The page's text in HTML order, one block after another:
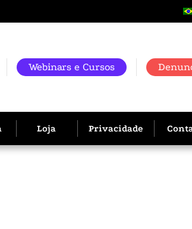
Webinars e Cursos
Loja Privacidade